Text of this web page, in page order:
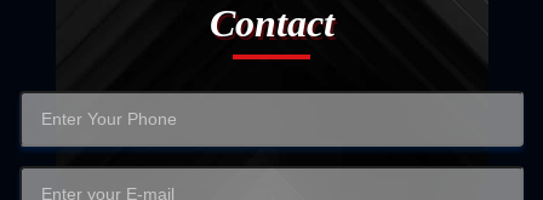
Contact